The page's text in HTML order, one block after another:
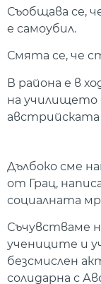
Съобщава се,
е самоубил.
Смята се, че
В района е в
на училището
Дълбоко сме
от Грац,
социалната
Съчувстваме
учениците и
безсмислен
солидарна с